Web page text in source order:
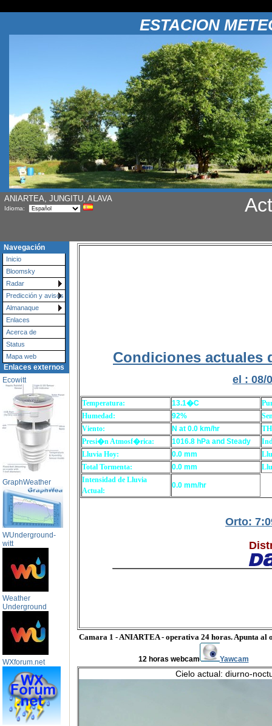
ESTACION
ANIARTEA, JUNGITU, ALAVA
Idioma:
Navegación
Inicio
Bloomsky
Radar
Predicción y avisos
Almanaque
Enlaces
Acerca de
Status
Mapa web
Enlaces externos
Ecowitt
GraphWeather
WUnderground-
witt
Weather
Underground
WXforum.net
Condiciones actuales
el : 08/
Temperatura: 13.1�C
Humedad:
92%
Viento:
N at 0.0 km/hr
Presi�n Atmosf�rica:
1016.8 hPa and Steady
Lluvia Hoy:
0.0 mm
Total Tormenta:
0.0 mm
Intensidad de Lluvia
Actual:
0.0 mm/hr
Orto:
Camara 1 - ANIARTEA - operativa 24 horas. Apunta al
12 horas webcam Yawcam
Cielo actual: diurno-